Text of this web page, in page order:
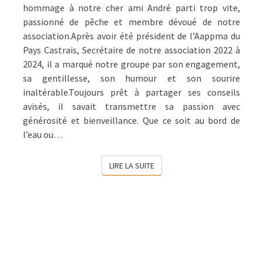
hommage à notre cher ami André parti trop vite,
passionné de pêche et membre dévoué de notre
association.Après avoir été président de l’Aappma du
Pays Castrais, Secrétaire de notre association 2022 à
2024, il a marqué notre groupe par son engagement,
sa gentillesse, son humour et son sourire
inaltérable.Toujours prêt à partager ses conseils
avisés, il savait transmettre sa passion avec
générosité et bienveillance. Que ce soit au bord de
l’eau ou…
LIRE LA SUITELIRE LA SUITE